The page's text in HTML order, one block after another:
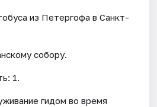
из Петергофа в Санкт-
собору.
1.
гидом во время